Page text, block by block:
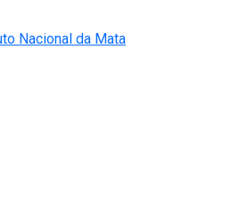
Nacional da Mata